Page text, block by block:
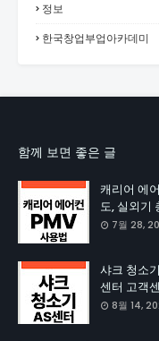
정보
한국창업부업아카데미
함께 보면 좋은 글
캐리어 에
도, 실외기
7월 28,
샤크 청소
센터 고객
8월 14,